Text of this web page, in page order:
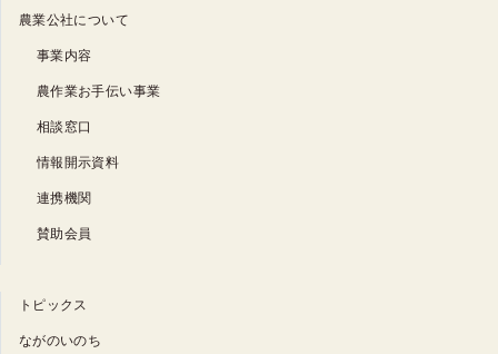
農業公社について
事業内容
農作業お手伝い事業
相談窓口
情報開示資料
連携機関
賛助会員
トピックス
ながのいのち